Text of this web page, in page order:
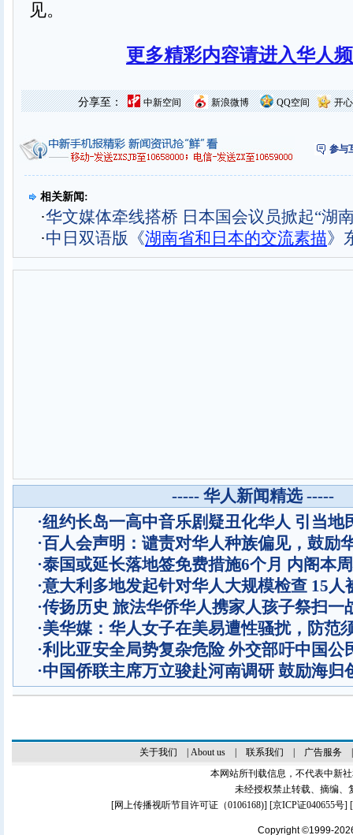
见。
更多精彩内容请进入华人
开
QQ空间
新浪微博
中新空间
分享至：
参与
相关新闻:
·华文媒体牵线搭桥 日本国会议员掀起“湖
·中日双语版《湖南省和日本的交流素描》
----- 华人新闻精选 -----
·纽约长岛一高中音乐剧疑丑化华人 引当地
·百人会声明：谴责对华人种族偏见，鼓励
·泰国或延长落地签免费措施6个月 内阁本
·意大利多地发起针对华人大规模检查 15人
·传扬历史 旅法华侨华人携家人孩子祭扫一
·美华媒：华人女子在美易遭性骚扰，防范
·利比亚安全局势复杂危险 外交部吁中国公
·中国侨联主席万立骏赴河南调研 鼓励海归
关于我们 About us| 联系我们 广告服务
本网站所刊载信息，不代表中新
未经授权禁止转载、摘编、
[网上传播视听节目许可证（0106168)] [京ICP证040655号]
Copyright ©1999-